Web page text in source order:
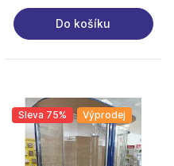
Do košíku
Sleva 75% Výprodej